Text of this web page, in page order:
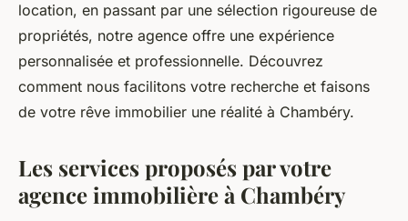
location, en passant par une sélection rigoureuse de
propriétés, notre agence offre une expérience
personnalisée et professionnelle. Découvrez
comment nous facilitons votre recherche et faisons
de votre rêve immobilier une réalité à Chambéry.
Les services proposés par votre
agence immobilière à Chambéry